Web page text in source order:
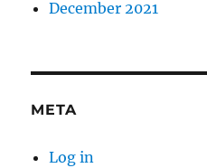
December 2021
META
Log in